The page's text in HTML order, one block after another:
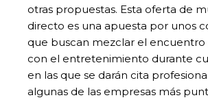
otras propuestas. Esta oferta de
directo es una apuesta por unos
que buscan mezclar el encuentro
con el entretenimiento durante
en las que se darán cita
algunas de las empresas más